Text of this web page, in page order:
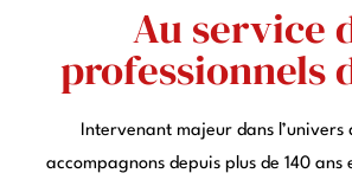
Au service
professionnels
Intervenant majeur dans l’univers
accompagnons depuis plus de 140